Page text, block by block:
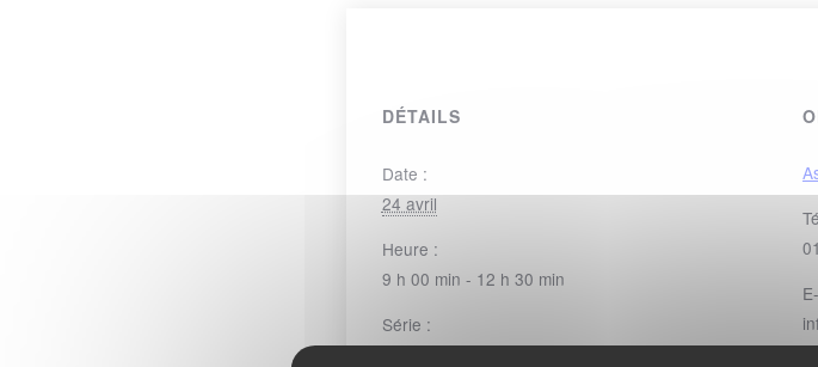
DÉTAILS
Date :
24 avril
Heure :
9 h 00 min - 12 h 30 min
Série :